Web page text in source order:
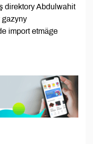
direktory Abdulwahit
gazyny
import etmäge